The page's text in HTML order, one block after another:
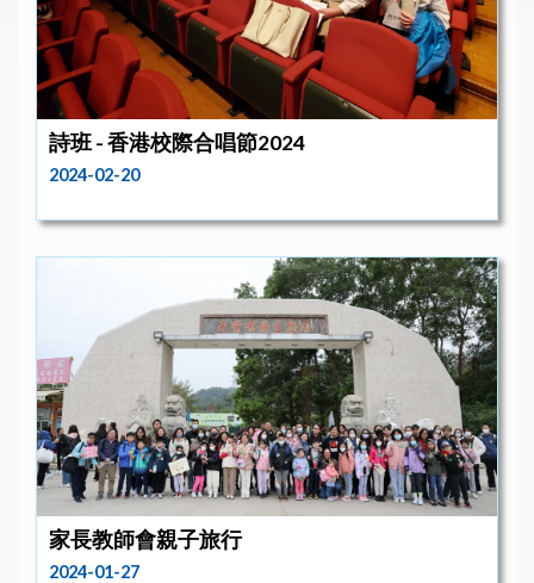
詩班 - 香港校際合唱節2024
2024-02-20
家長教師會親子旅行
2024-01-27